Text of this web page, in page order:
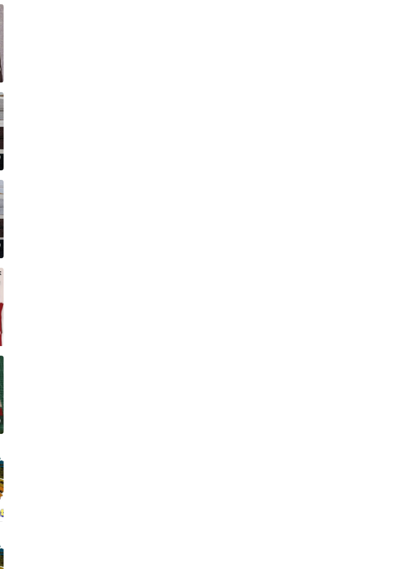
いいね！
いいね！
いいね！
いいね！